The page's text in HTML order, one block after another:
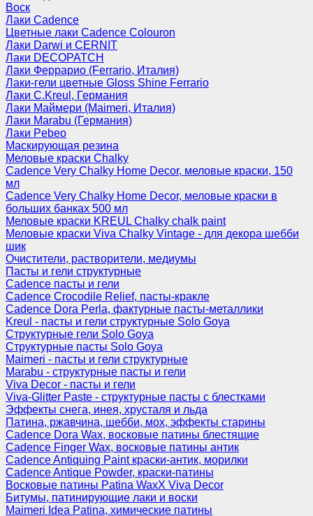
Воск
Лаки Cadence
Цветные лаки Cadence Colouron
Лаки Darwi и CERNIT
Лаки DECOPATCH
Лаки Феррарио (Ferrario, Италия)
Лаки-гели цветные Gloss Shine Ferrario
Лаки C.Kreul, Германия
Лаки Маймери (Maimeri, Италия)
Лаки Marabu (Германия)
Лаки Pebeo
Маскирующая резина
Меловые краски Chalky
Cadence Very Chalky Home Decor, меловые краски, 150
мл
Cadence Very Chalky Home Decor, меловые краски в
больших банках 500 мл
Меловые краски KREUL Chalky chalk paint
Меловые краски Viva Chalky Vintage - для декора шебби
шик
Очистители, растворители, медиумы
Пасты и гели структурные
Cadence пасты и гели
Cadence Crocodile Relief, пасты-кракле
Cadence Dora Perla, фактурные пасты-металлики
Kreul - пасты и гели структурные Solo Goya
Структурные гели Solo Goya
Структурные пасты Solo Goya
Maimeri - пасты и гели структурные
Marabu - структурные пасты и гели
Viva Decor - пасты и гели
Viva-Glitter Paste - структурные пасты с блестками
Эффекты снега, инея, хрусталя и льда
Патина, ржавчина, шебби, мох, эффекты старины
Cadence Dora Wax, восковые патины блестящие
Cadence Finger Wax, восковые патины антик
Сadence Antiquing Paint краски-антик, морилки
Cadence Antique Powder, краски-патины
Восковые патины Patina WaxX Viva Decor
Битумы, патинирующие лаки и воски
Maimeri Idea Patina, химические патины